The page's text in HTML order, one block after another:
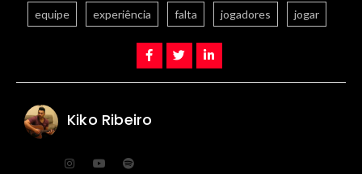
equipe experiência falta jogadores jogar
Kiko Ribeiro